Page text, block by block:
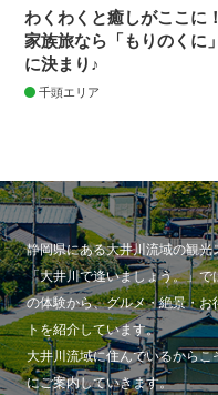
わくわくと癒しがここに！
家族旅なら「もりのくに」
に決まり♪
千頭エリア
静岡県にある大井川流域の観
「大井川で逢いましょう。」
の体験から、グルメ・絶景・
トを紹介しています。
大井川流域に住んでいるから
にご案内していきます。